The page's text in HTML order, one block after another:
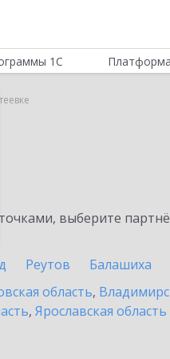
1С
выберите
Реутов Балашиха
область,
, Ярославская область